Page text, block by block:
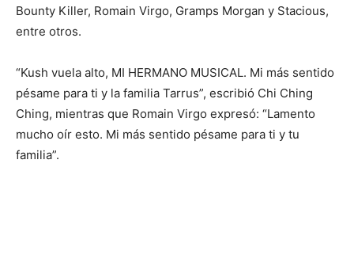
Bounty Killer, Romain Virgo, Gramps Morgan y Stacious,
entre otros.
“Kush vuela alto, MI HERMANO MUSICAL. Mi más sentido
pésame para ti y la familia Tarrus”, escribió Chi Ching
Ching, mientras que Romain Virgo expresó: “Lamento
mucho oír esto. Mi más sentido pésame para ti y tu
familia”.